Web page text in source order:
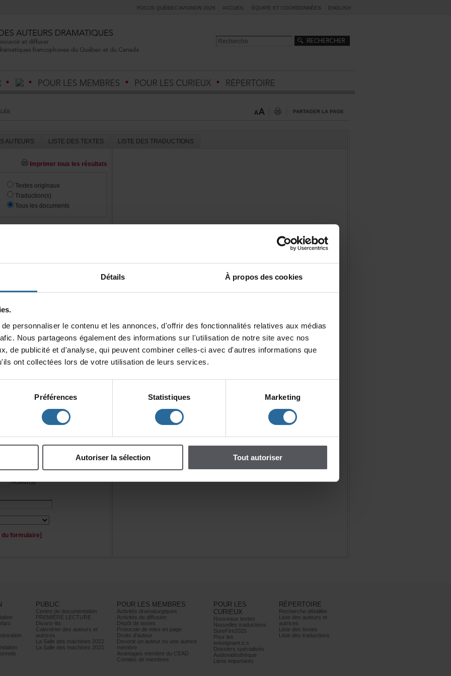
Détails Àproposdescookies
ciavecd'autresinformationsque
Préférences Statistiques Marketing
Autoriserlasélection Toutautoriser
FOCUSQUÉBECAVIGNON2026 ACCUEIL ÉQUIPEETCOORDONNÉES ENGLISH
PARTAGERLAPAGE
LISTEDESTEXTES LISTEDESTRADUCTIONS
Imprimertouslesrésultats
Textesoriginaux
Traduction(s)
Touslesdocuments
Enfants
Personnage(s)
Acteur(s)
PUBLIC
Centrededocumentation
PREMIÈRELECTURE
Divans-lits
Calendrierdesauteurset
autrices
LaSalledesmachines2022
LaSalledesmachines2021
POURLESMEMBRES
Activitésdramaturgiques
Activitésdediffusion
Dépôtdetextes
Protocoledemiseenpage
Droitsd’auteur
Devenirunauteurouuneautrice
membre
AvantagesmembreduCEAD
Comitésdemembres
POURLES
CURIEUX
Nouveauxtextes
Nouvellestraductions
SureFire2025
Pourles
enseignant.e.s
Dossiersspécialisés
Audiovidéothèque
Liensimportants
RÉPERTOIRE
Recherchedétaillée
Listedesauteurset
autrices
Listedestextes
Listedestraductions